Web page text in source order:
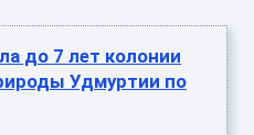
до 7 лет колонии
Удмуртии по